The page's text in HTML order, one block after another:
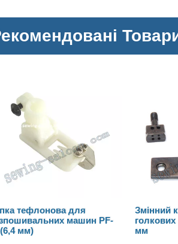
PF-
Змінний комплект для 2-х
голкових машин LH515/